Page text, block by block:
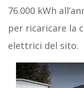
76.000 kWh
per ricaricare la
elettrici del sito.